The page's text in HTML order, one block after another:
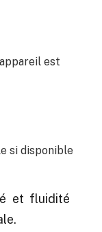
est
si disponible
et fluidité